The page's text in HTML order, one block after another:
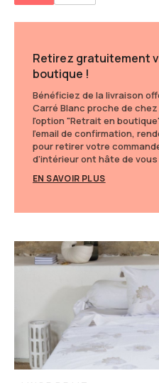
Retirez gratuitement
boutique !
Bénéficiez de la livraison
Carré Blanc proche de
l'option "Retrait en
l'email de confirmation,
pour retirer votre
d'intérieur ont hâte de vous
EN SAVOIR PLUS